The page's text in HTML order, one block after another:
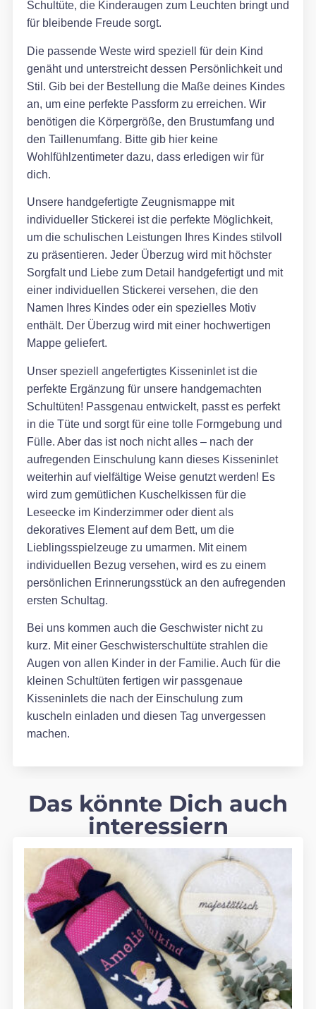
Schultüte, die Kinderaugen zum Leuchten bringt und
für bleibende Freude sorgt.
Die passende Weste wird speziell für dein Kind
genäht und unterstreicht dessen Persönlichkeit und
Stil. Gib bei der Bestellung die Maße deines Kindes
an, um eine perfekte Passform zu erreichen. Wir
benötigen die Körpergröße, den Brustumfang und
den Taillenumfang. Bitte gib hier keine
Wohlfühlzentimeter dazu, dass erledigen wir für
dich.
Unsere handgefertigte Zeugnismappe mit
individueller Stickerei ist die perfekte Möglichkeit,
um die schulischen Leistungen Ihres Kindes stilvoll
zu präsentieren. Jeder Überzug wird mit höchster
Sorgfalt und Liebe zum Detail handgefertigt und mit
einer individuellen Stickerei versehen, die den
Namen Ihres Kindes oder ein spezielles Motiv
enthält. Der Überzug wird mit einer hochwertigen
Mappe geliefert.
Unser speziell angefertigtes Kisseninlet ist die
perfekte Ergänzung für unsere handgemachten
Schultüten! Passgenau entwickelt, passt es perfekt
in die Tüte und sorgt für eine tolle Formgebung und
Fülle. Aber das ist noch nicht alles – nach der
aufregenden Einschulung kann dieses Kisseninlet
weiterhin auf vielfältige Weise genutzt werden! Es
wird zum gemütlichen Kuschelkissen für die
Leseecke im Kinderzimmer oder dient als
dekoratives Element auf dem Bett, um die
Lieblingsspielzeuge zu umarmen. Mit einem
individuellen Bezug versehen, wird es zu einem
persönlichen Erinnerungsstück an den aufregenden
ersten Schultag.
Bei uns kommen auch die Geschwister nicht zu
kurz. Mit einer Geschwisterschultüte strahlen die
Augen von allen Kinder in der Familie. Auch für die
kleinen Schultüten fertigen wir passgenaue
Kisseninlets die nach der Einschulung zum
kuscheln einladen und diesen Tag unvergessen
machen.
Das könnte Dich auch
interessiern